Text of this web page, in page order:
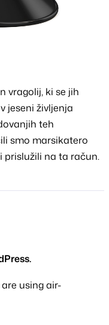
vragolij, ki se jih
jeseni življenja
teh
smo marsikatero
prislužili na ta račun.
are using air-